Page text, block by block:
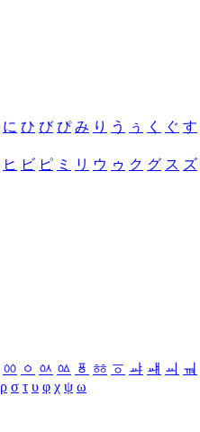
に ひ び ぴ み り う ぅ く ぐ す
ヒ ビ ピ ミ リ ウ ゥ ク グ ス ズ
ㆀ ㆁ ㆂ ㆃ ㆄ ㆅ ㆆ ㆇ ㆈ ㆉ ㆊ
ρ σ τ υ φ χ ψ ω